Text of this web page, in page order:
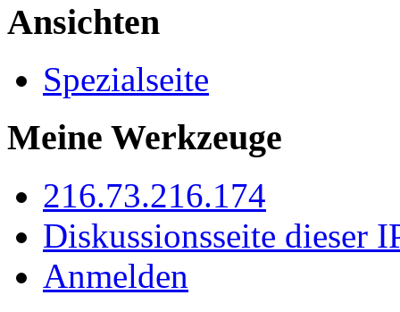
Ansichten
Spezialseite
Meine Werkzeuge
216.73.216.174
Diskussionsseite dieser
Anmelden